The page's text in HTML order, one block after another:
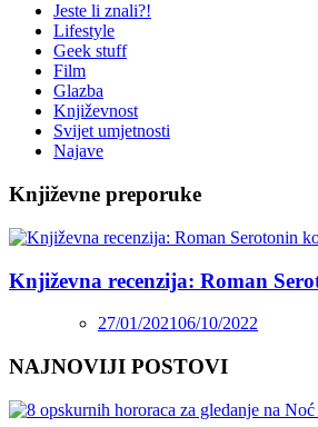
Jeste li znali?!
Lifestyle
Geek stuff
Film
Glazba
Književnost
Svijet umjetnosti
Najave
Književne preporuke
Književna recenzija: Roman
27/01/202106/10/2022
NAJNOVIJI POSTOVI